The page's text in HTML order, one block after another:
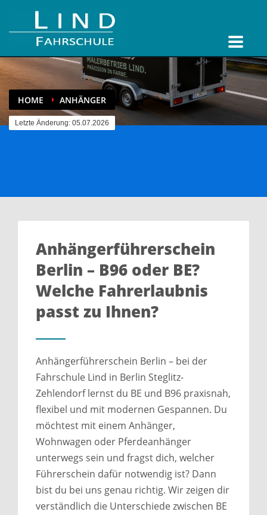
HOME ANHÄNGER
Letzte Änderung: 05.07.2026
Anhängerführerschein
Berlin – B96 oder BE?
Welche Fahrerlaubnis
passt zu Ihnen?
Anhängerführerschein Berlin – bei der
Fahrschule Lind in Berlin Steglitz-
Zehlendorf lernst du BE und B96 praxisnah,
flexibel und mit modernen Gespannen. Du
möchtest mit einem Anhänger,
Wohnwagen oder Pferdeanhänger
unterwegs sein und fragst dich, welcher
Führerschein dafür notwendig ist? Dann
bist du bei uns genau richtig. Wir zeigen dir
verständlich die Unterschiede zwischen BE